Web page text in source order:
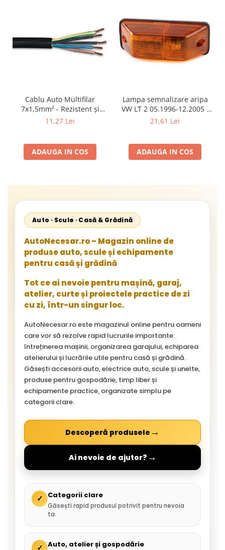
Cablu Auto Multifilar
7x1,5mm² - Rezistent și
Flexibil pentru Remorci 12V-
11,27 Lei
ADAUGA IN COS
Lampa semnalizare aripa
VW LT 2 05.1996-12.2005 ;
Mercedes Sprinter 1995-
Neoplan Euroliner,
Starliner,Centroliner,
21,61 Lei
ADAUGA IN COS
Auto · Scule · Casă & Grădină
AutoNecesar.ro – Magazin online de
produse auto, scule și echipamente
pentru casă și grădină
Tot ce ai nevoie pentru mașină, garaj,
atelier, curte și proiectele practice de zi
cu zi, într-un singur loc.
AutoNecesar.ro este magazinul online pentru oameni
care vor să rezolve rapid lucrurile importante:
întreținerea mașinii, organizarea garajului, echiparea
atelierului și lucrările utile pentru casă și grădină.
Găsești accesorii auto, electrice auto, scule și unelte,
produse pentru gospodărie, timp liber și
echipamente practice, organizate simplu pe
categorii clare.
Descoperă produsele →
Ai nevoie de ajutor? →
✓ Categorii clare
Găsești rapid produsul potrivit pentru nevoia
ta.
✓ Auto, atelier și gospodărie